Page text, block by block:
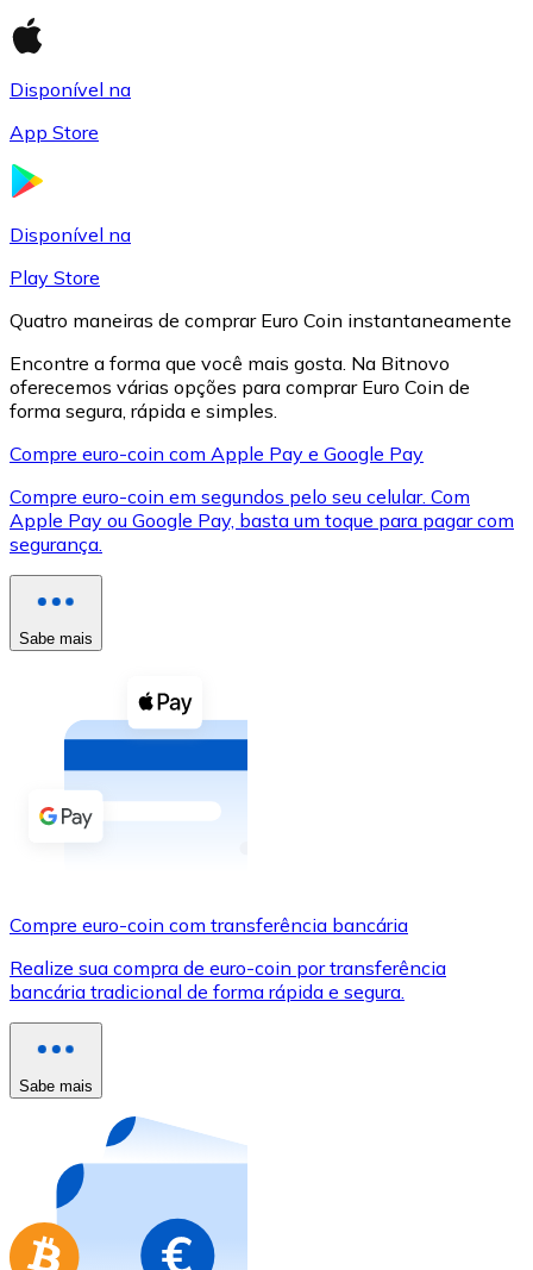
XRP
XRP
Ver tudo
Cupons cripto
Compre criptomoedas com dinheiro e outros
Comprar com dinheiro
Transferência SEPA
Use cartões Visa e Mastercard para comprar
Comprar com cartão
Compre cartões-presente das suas marcas favoritas
Ir para a loja de cartões-presente
Disponível na
App Store
Disponível na
Play Store
Quatro maneiras de comprar Euro Coin instantaneamente
Encontre a forma que você mais gosta. Na Bitnovo
oferecemos várias opções para comprar Euro Coin de
forma segura, rápida e simples.
Compre euro-coin com Apple Pay e Google Pay
Compre euro-coin em segundos pelo seu celular. Com
Apple Pay ou Google Pay, basta um toque para pagar com
segurança.
Sabe mais
Compre euro-coin com transferência bancária
Realize sua compra de euro-coin por transferência
bancária tradicional de forma rápida e segura.
Sabe mais